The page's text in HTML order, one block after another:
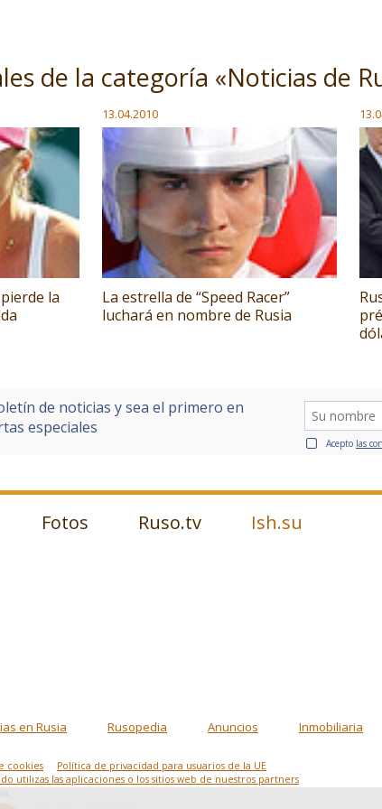
de la categoría «Noticias de
la
13.04.2010
La estrella de “Speed Racer”
luchará en nombre de Rusia
de noticias y sea el primero en
especiales
Acepto las
Fotos Ruso.tv Ish.su
en Rusia Rusopedia Anuncios Inmobiliaria
cookies
Política de privacidad para usuarios de la UE
utilizas las aplicaciones o los sitios web de nuestros partners